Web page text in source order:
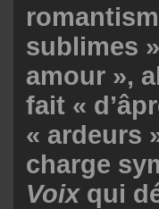
sublimes
amour »,
fait «
« ardeurs
charge
Voixqui